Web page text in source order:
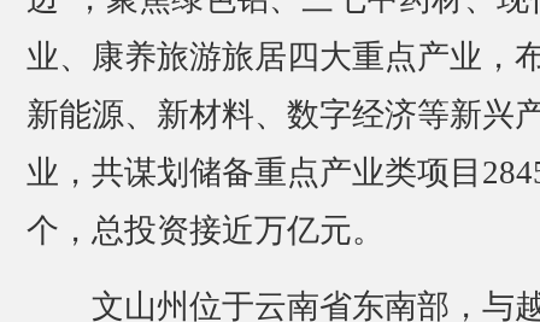
业、康养旅游旅居四大重点产业，
新能源、新材料、数字经济等新兴
业，共谋划储备重点产业类项目
个，总投资接近万亿元。
文山州位于云南省东南部，与